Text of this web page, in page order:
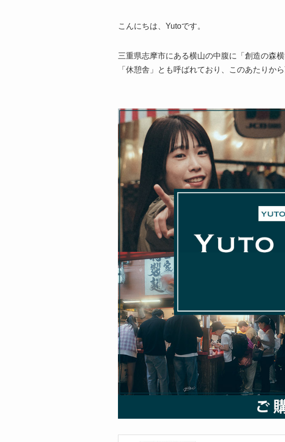
こんにちは、Yutoです。
三重県志摩市にある横山の中腹に「創造の森横
「休憩舎」とも呼ばれており、このあたりか